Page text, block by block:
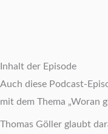
Inhalt der Episode
Auch diese Podcast-
mit dem Thema „Woran
Thomas Göller glaubt